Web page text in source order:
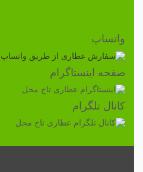
واتساپ
صفحه اینستاگرام
کانال تلگرام